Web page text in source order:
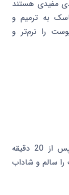
مفیدی هستند
به ترمیم و
را نرم‌تر و
این ترکیب را روی پوست اعمال کرده و پس از 20 دقیقه
سالم و شاداب